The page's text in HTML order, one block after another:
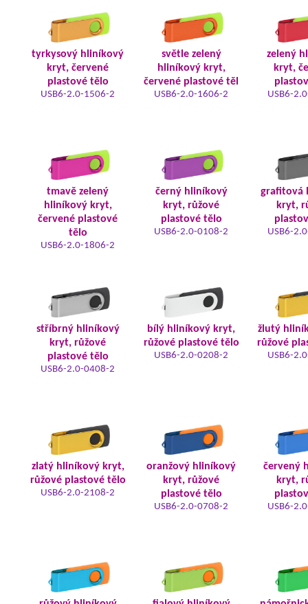
tyrkysový hliníkový
kryt, červené
plastové tělo
USB6-2.0-1506-2
světle zelený
hliníkový kryt,
červené plastové těl
USB6-2.0-1606-2
zelený
kryt,
USB6-
tmavě zelený
hliníkový kryt,
červené plastové
tělo
USB6-2.0-1806-2
černý hliníkový
kryt, růžové
plastové tělo
USB6-2.0-0108-2
grafitová
kryt,
USB6-
stříbrný hliníkový
kryt, růžové
plastové tělo
USB6-2.0-0408-2
bílý hliníkový kryt,
růžové plastové tělo
USB6-2.0-0208-2
žlutý
růžové
USB6-
zlatý hliníkový kryt,
růžové plastové tělo
USB6-2.0-2108-2
oranžový hliníkový
kryt, růžové
plastové tělo
USB6-2.0-0708-2
červený
kryt,
USB6-